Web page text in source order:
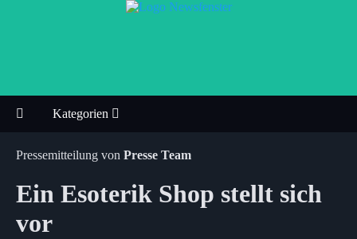
Kategorien
Pressemitteilung von Presse Team
Ein Esoterik Shop stellt sich
vor